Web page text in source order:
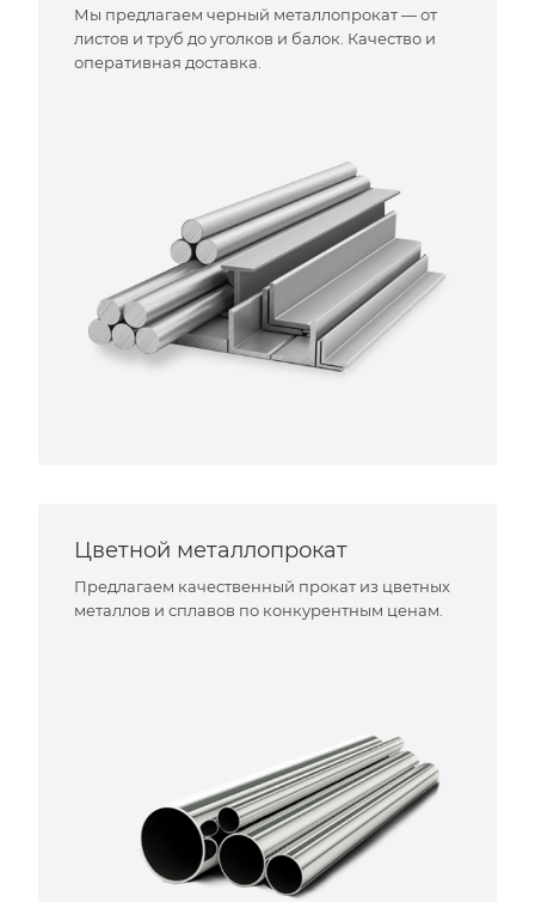
Мы предлагаем черный металлопрокат — от
листов и труб до уголков и балок. Качество и
оперативная доставка.
Цветной металлопрокат
Предлагаем качественный прокат из цветных
металлов и сплавов по конкурентным ценам.